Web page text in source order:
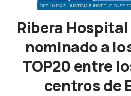
ODS 16 PAZ, JUSTICIA E INSTITUCIONES
Ribera
nominado a
TOP20 entre
centros de